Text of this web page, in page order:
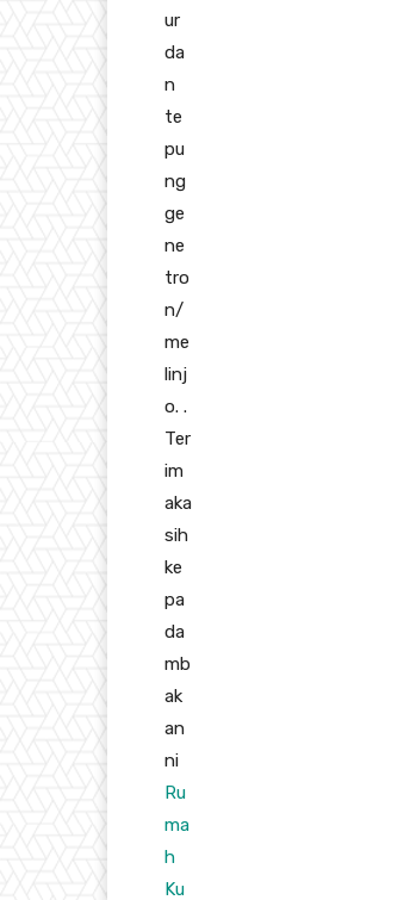
ur
da
n
te
pu
ng
ge
ne
tro
n/
me
linj
o. .
Ter
im
aka
sih
ke
pa
da
mb
ak
an
ni
Ru
ma
h
Ku